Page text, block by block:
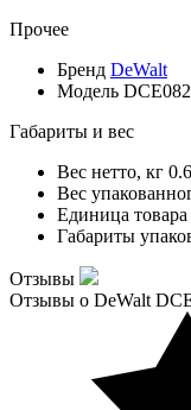
Прочее
Бренд DeWalt
Модель
Габариты и вес
Вес нетто, кг
Вес
Единица товара
Габариты
Отзывы
Отзывы о DeWalt